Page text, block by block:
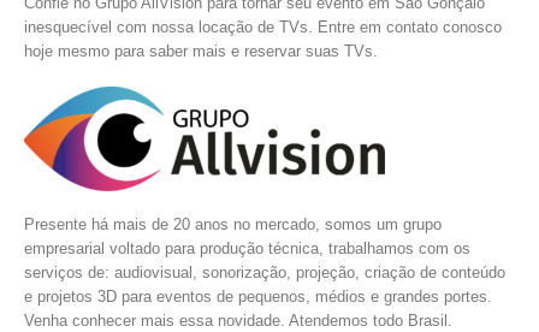
inesquecível com nossa locação de TVs. Entre em contato conosco
hoje mesmo para saber mais e reservar suas TVs.
Presente há mais de 20 anos no mercado, somos um grupo
empresarial voltado para produção técnica, trabalhamos com os
serviços de: audiovisual, sonorização, projeção, criação de conteúdo
e projetos 3D para eventos de pequenos, médios e grandes portes.
Venha conhecer mais essa novidade. Atendemos todo Brasil.